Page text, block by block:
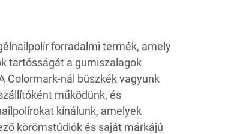
forradalmi termék, amely
tartósságát a gumiszalagok
Colormark-nál büszkék vagyunk
működünk, és
kínálunk, amelyek
körömstúdiók és saját márkájú